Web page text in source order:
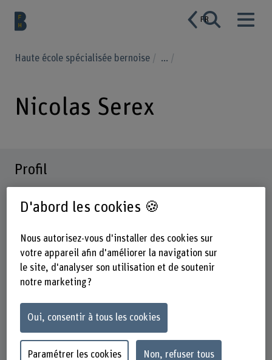
FR
Haute école spécialisée bernoise ...
Nicolas Serex
Profil
Nicolas Serex
Assistent
D'abord les cookies 🍪
Nous autorisez-vous d'installer des cookies sur
votre appareil afin d'améliorer la navigation sur
le site, d'analyser son utilisation et de soutenir
notre marketing ?
Oui, consentir à tous les cookies
Paramétrer les cookies Non, refuser tous